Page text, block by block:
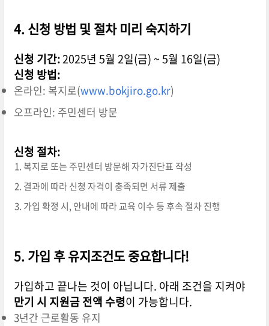
4. 신청 방법 및 절차 미리 숙지하기
신청 기간:2025년 5월 2일(금) ~ 5월 16일(금)
신청 방법:
온라인: 복지로(www.bokjiro.go.kr)
오프라인: 주민센터 방문
신청 절차:
복지로 또는 주민센터 방문해 자가진단표 작성
결과에 따라 신청 자격이 충족되면 서류 제출
가입 확정 시, 안내에 따라 교육 이수 등 후속 절차 진행
5. 가입 후 유지조건도 중요합니다!
가입하고 끝나는 것이 아닙니다. 아래 조건을 지켜야
만기 시 지원금 전액 수령이 가능합니다.
3년간 근로활동 유지